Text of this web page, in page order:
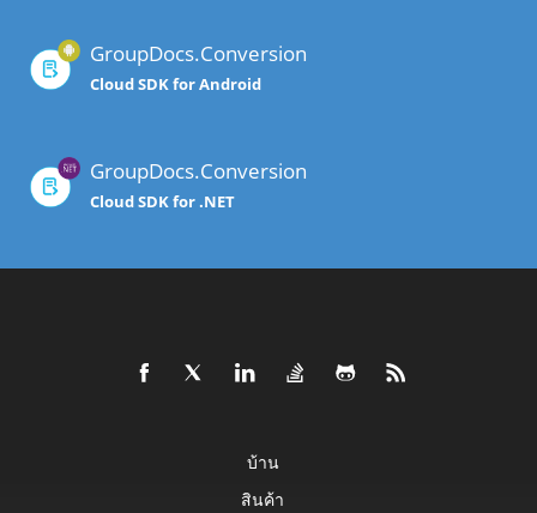
GroupDocs.Conversion
Cloud SDK for Android
GroupDocs.Conversion
Cloud SDK for .NET
บ้าน
สินค้า